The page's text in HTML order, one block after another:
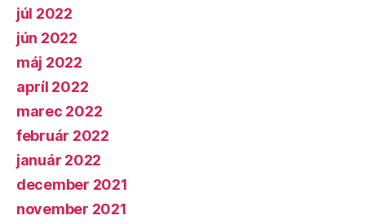
júl 2022
jún 2022
máj 2022
apríl 2022
marec 2022
február 2022
január 2022
december 2021
november 2021